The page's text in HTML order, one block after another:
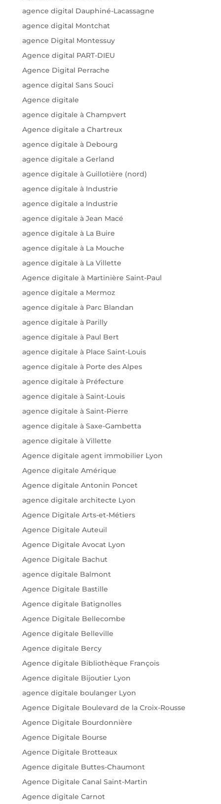
agence digital Dauphiné-Lacassagne
agence digital Montchat
agence Digital Montessuy
Agence digital PART-DIEU
Agence Digital Perrache
agence digital Sans Souci
Agence digitale
agence digitale à Champvert
Agence digitale a Chartreux
agence digitale à Debourg
agence digitale a Gerland
agence digitale à Guillotière (nord)
agence digitale à Industrie
agence digitale a Industrie
agence digitale à Jean Macé
agence digitale à La Buire
agence digitale à La Mouche
agence digitale à La Villette
Agence digitale à Martinière Saint-Paul
agence digitale a Mermoz
agence digitale à Parc Blandan
agence digitale à Parilly
agence digitale à Paul Bert
agence digitale à Place Saint-Louis
agence digitale à Porte des Alpes
agence digitale à Préfecture
agence digitale à Saint-Louis
agence digitale à Saint-Pierre
agence digitale à Saxe-Gambetta
agence digitale à Villette
Agence digitale agent immobilier Lyon
Agence digitale Amérique
Agence digitale Antonin Poncet
agence digitale architecte Lyon
Agence Digitale Arts-et-Métiers
Agence Digitale Auteuil
Agence Digitale Avocat Lyon
Agence Digitale Bachut
agence digitale Balmont
Agence Digitale Bastille
Agence digitale Batignolles
Agence Digitale Bellecombe
Agence digitale Belleville
Agence digitale Bercy
Agence digitale Bibliothèque François
Agence digitale Bijoutier Lyon
agence digitale boulanger Lyon
Agence Digitale Boulevard de la Croix-Rousse
Agence Digitale Bourdonnière
Agence Digitale Bourse
Agence Digitale Brotteaux
Agence digitale Buttes-Chaumont
Agence Digitale Canal Saint-Martin
Agence digitale Carnot